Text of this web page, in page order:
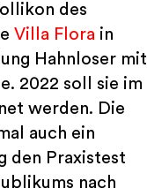
des
Villa Flora in
Hahnloser mit
2022 soll sie im
werden. Die
auch ein
den Praxistest
nach